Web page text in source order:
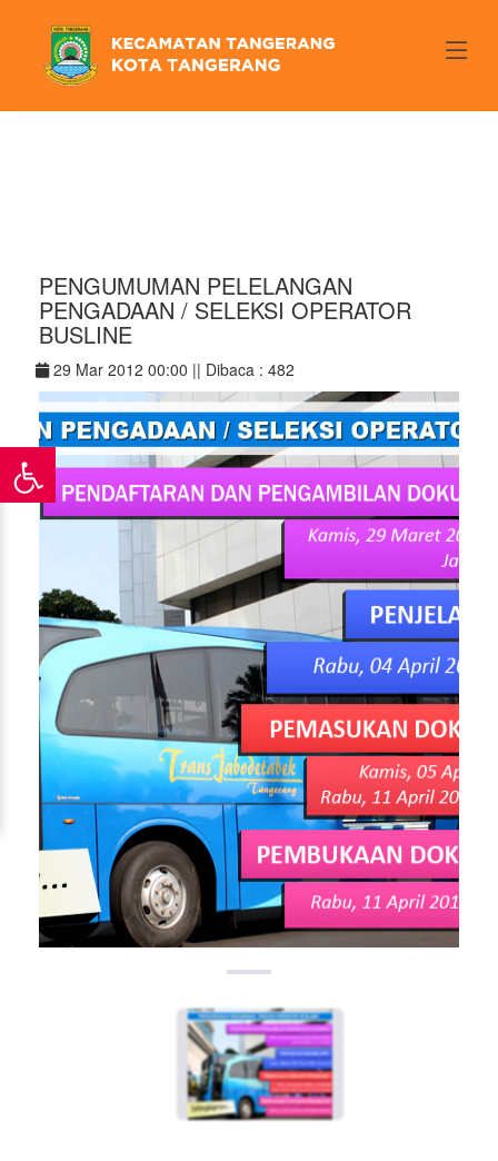
PENGUMUMAN PELELANGAN
PENGADAAN / SELEKSI OPERATOR
BUSLINE
29 Mar 2012 00:00 || Dibaca : 482